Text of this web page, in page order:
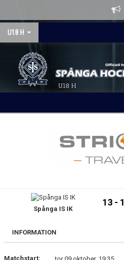
U18 H
U18 H
LAGBYGGET 26/27
BILDGALLERI
Spånga IS IK
13 - 1
INFORMATION
Matchstart: